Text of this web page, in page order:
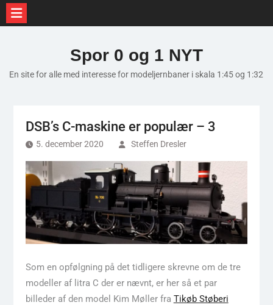
Spor 0 og 1 NYT
En site for alle med interesse for modeljernbaner i skala 1:45 og 1:32
DSB’s C-maskine er populær – 3
5. december 2020 Steffen Dresler
Som en opfølgning på det tidligere skrevne om de tre
modeller af litra C der er nævnt, er her så et par
billeder af den model Kim Møller fra Tikøb Støberi